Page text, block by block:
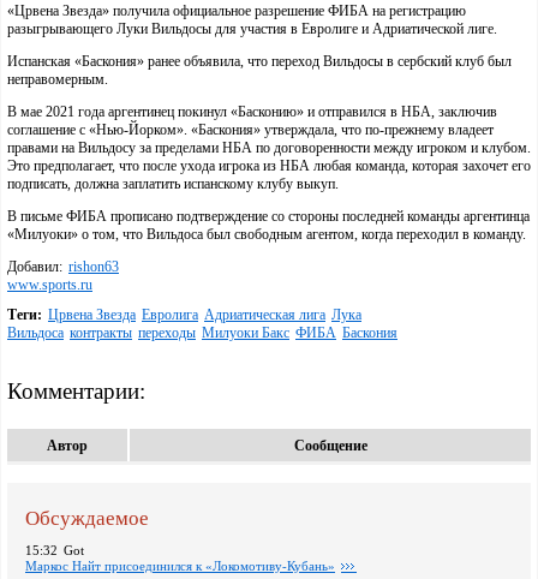
«Црвена Звезда» получила официальное разрешение ФИБА на регистрацию
разыгрывающего Луки Вильдосы для участия в Евролиге и Адриатической лиге.
Испанская «Баскония» ранее объявила, что переход Вильдосы в сербский клуб был
неправомерным.
В мае 2021 года аргентинец покинул «Басконию» и отправился в НБА, заключив
соглашение с «Нью-Йорком». «Баскония» утверждала, что по-прежнему владеет
правами на Вильдосу за пределами НБА по договоренности между игроком и клубом.
Это предполагает, что после ухода игрока из НБА любая команда, которая захочет его
подписать, должна заплатить испанскому клубу выкуп.
В письме ФИБА прописано подтверждение со стороны последней команды аргентинца
«Милуоки» о том, что Вильдоса был свободным агентом, когда переходил в команду.
Добавил: rishon63
www.sports.ru
Теги: Црвена Звезда Евролига Адриатическая лига Лука
Вильдоса контракты переходы Милуоки Бакс ФИБА Баскония
Комментарии:
Автор Сообщение
Обсуждаемое
15:32 Got
Маркос Найт присоединился к «Локомотиву-Кубань»